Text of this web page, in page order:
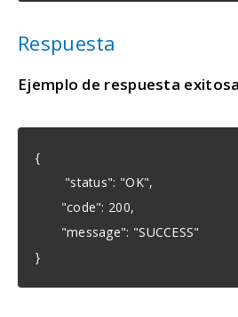
Respuesta
Ejemplo de respuesta exitosa
{
"status": "OK",
"code": 200,
"message": "SUCCESS"
}